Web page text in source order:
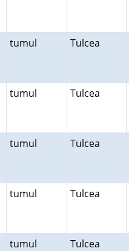
tumul Tulcea
tumul Tulcea
tumul Tulcea
tumul Tulcea
tumul Tulcea